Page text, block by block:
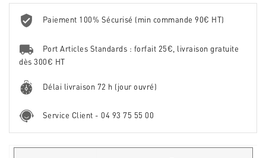
Paiement 100% Sécurisé (min commande 90€ HT)
Port Articles Standards : forfait 25€, livraison gratuite
dès 300€ HT
Délai livraison 72 h (jour ouvré)
Service Client - 04 93 75 55 00